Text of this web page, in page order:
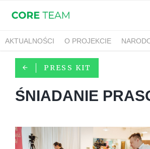
AKTUALNOŚCI O PROJEKCIE
PRESS KIT
ŚNIADANIE